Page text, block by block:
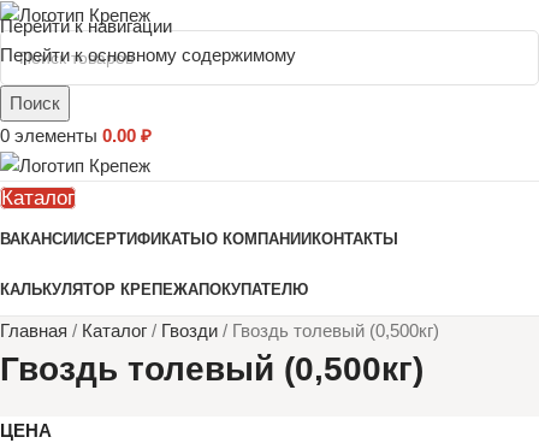
Перейти к навигации
Перейти к основному содержимому
Поиск
0 элементы 0.00 ₽
Каталог
ВАКАНСИИСЕРТИФИКАТЫ О КОМПАНИИ КОНТАКТЫ
КАЛЬКУЛЯТОР КРЕПЕЖАПОКУПАТЕЛЮ
Главная / Каталог / Гвозди / Гвоздь толевый (0,500кг)
Гвоздь толевый (0,500кг)
ЦЕНА